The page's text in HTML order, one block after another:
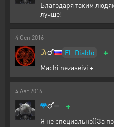
Благодаря таким
лучше!
4 Сен 2016
El_Diablo +
Machi nezaseivi +
4 Авг 2016
+
Я не специально))За